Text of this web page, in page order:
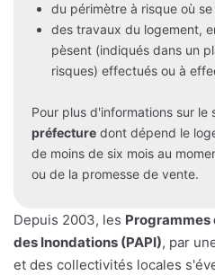
du périmètre à risque où
des travaux du logement,
pèsent (indiqués dans un
risques) effectués ou à
Pour plus d'informations sur le
préfecture dont dépend le
de moins de six mois au
ou de la promesse de vente.
Depuis 2003, les Programmes
des Inondations (PAPI), par
et des collectivités locales